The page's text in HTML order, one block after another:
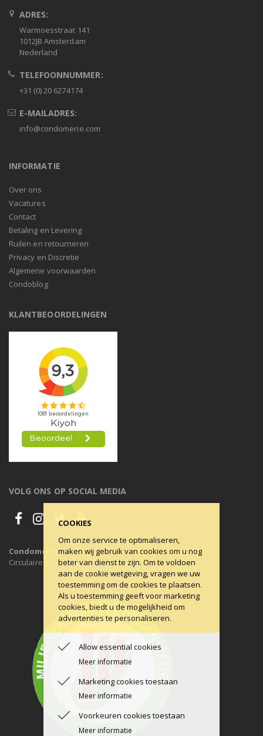
ADRES:
Warmoesstraat 141
1012JB Amsterdam
Nederland
TELEFOONNUMMER:
+31 (0) 20 6274174
E-MAILADRES:
info@condomerie.com
INFORMATIE
Over ons
Vacatures
Contact
Betaling en Levering
Ruilen en retourneren
Privacy en Discretie
Algemene voorwaarden
Condoblog
KLANTBEOORDELINGEN
VOLG ONS OP SOCIAL MEDIA
Condomerie is 100% CO2-neutraal, al sinds 2011
Circulaire Economie ons uitgangspunt.
COOKIES
Om onze service te optimaliseren,
maken wij gebruik van cookies om u nog
beter van dienst te zijn. Om te voldoen
aan de cookie wetgeving, vragen we uw
toestemming om de cookies te plaatsen.
Als u toestemming geeft voor marketing
cookies, biedt u de mogelijkheid om
advertenties te personaliseren.
Allow essential cookies
Meer informatie
Marketing cookies toestaan
Meer informatie
Voorkeuren cookies toestaan
Meer informatie